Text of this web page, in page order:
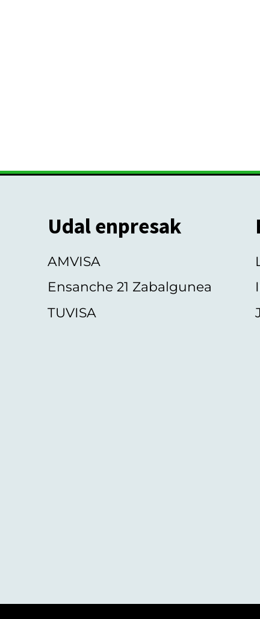
Udal enpresak
AMVISA
Ensanche 21 Zabalgunea
TUVISA